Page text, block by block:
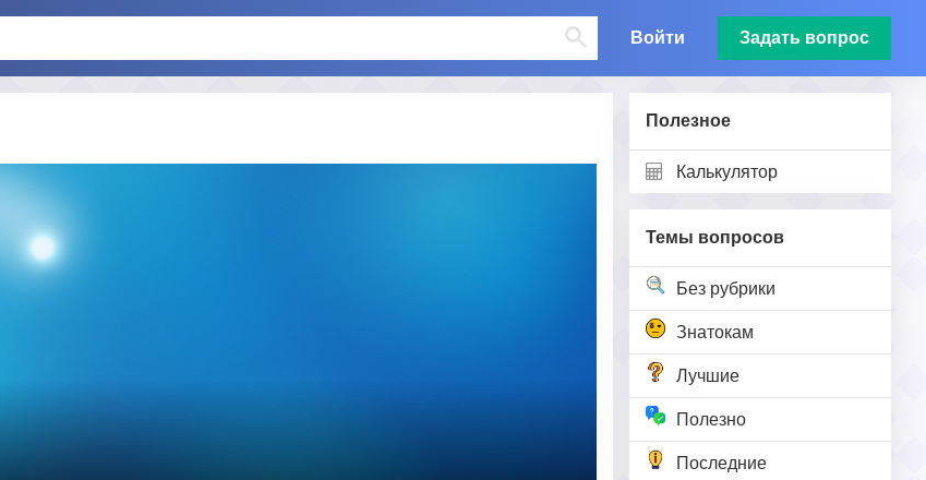
Войти Задать вопрос
Полезное
Калькулятор
Темы вопросов
Без рубрики
Знатокам
Лучшие
Полезно
Последние